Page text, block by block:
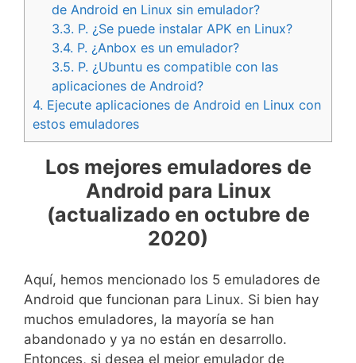
de Android en Linux sin emulador?
3.3. P. ¿Se puede instalar APK en Linux?
3.4. P. ¿Anbox es un emulador?
3.5. P. ¿Ubuntu es compatible con las
aplicaciones de Android?
4. Ejecute aplicaciones de Android en Linux con
estos emuladores
Los mejores emuladores de
Android para Linux
(actualizado en octubre de
2020)
Aquí, hemos mencionado los 5 emuladores de
Android que funcionan para Linux. Si bien hay
muchos emuladores, la mayoría se han
abandonado y ya no están en desarrollo.
Entonces, si desea el mejor emulador de